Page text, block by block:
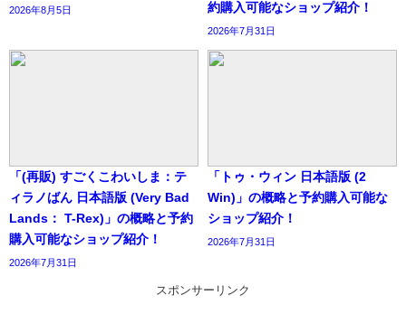
2026年8月5日
約購入可能なショップ紹介！
2026年7月31日
「(再販) すごくこわいしま：テ
ィラノばん 日本語版 (Very Bad
Lands： T-Rex)」の概略と予約
購入可能なショップ紹介！
2026年7月31日
「トゥ・ウィン 日本語版 (2
Win)」の概略と予約購入可能な
ショップ紹介！
2026年7月31日
スポンサーリンク